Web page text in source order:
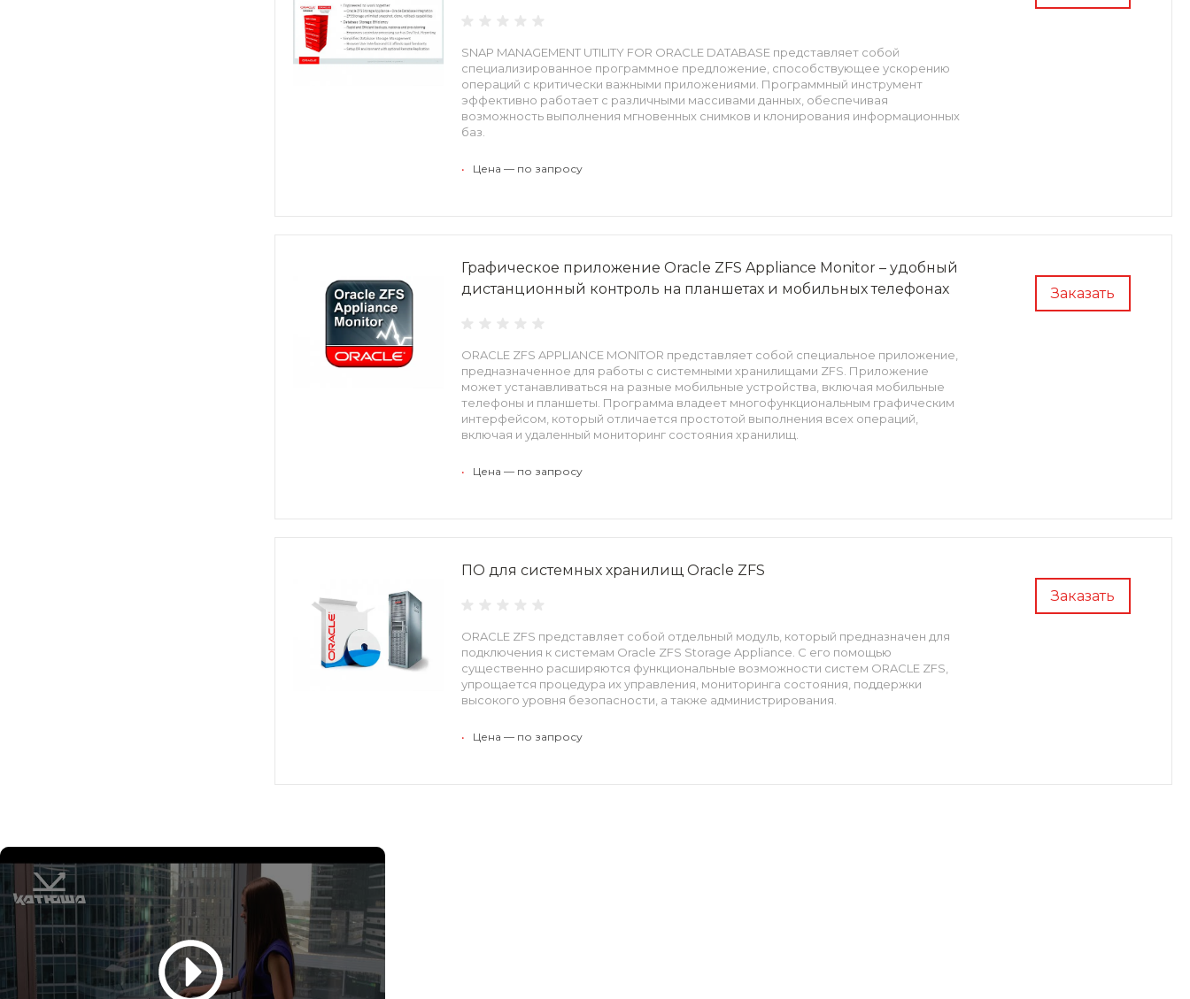
SNAP MANAGEMENT UTILITY FOR ORACLE DATABASE представляет собой
специализированное программное предложение, способствующее ускорению
операций с критически важными приложениями. Программный инструмент
эффективно работает с различными массивами данных, обеспечивая
возможность выполнения мгновенных снимков и клонирования информационных
баз.
• Цена — по запросу
Заказать
Графическое приложение Oracle ZFS Appliance Monitor – удобный
дистанционный контроль на планшетах и мобильных телефонах
ORACLE ZFS APPLIANCE MONITOR представляет собой специальное приложение,
предназначенное для работы с системными хранилищами ZFS. Приложение
может устанавливаться на разные мобильные устройства, включая мобильные
телефоны и планшеты. Программа владеет многофункциональным графическим
интерфейсом, который отличается простотой выполнения всех операций,
включая и удаленный мониторинг состояния хранилищ.
• Цена — по запросу
Заказать
ПО для системных хранилищ Oracle ZFS
ORACLE ZFS представляет собой отдельный модуль, который предназначен для
подключения к системам Oracle ZFS Storage Appliance. С его помощью
существенно расширяются функциональные возможности систем ORACLE ZFS,
упрощается процедура их управления, мониторинга состояния, поддержки
высокого уровня безопасности, а также администрирования.
• Цена — по запросу